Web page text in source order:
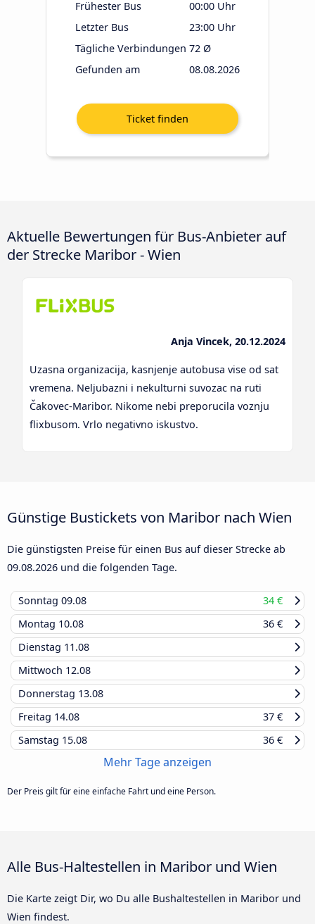
Frühester Bus
00:00 Uhr
Letzter Bus
23:00 Uhr
Tägliche Verbindungen 72 Ø
Gefunden am
08.08.2026
Aktuelle Bewertungen für Bus-Anbieter auf
der Strecke Maribor - Wien
Anja Vincek, 20.12.2024
Uzasna organizacija, kasnjenje autobusa vise od sat
vremena. Neljubazni i nekulturni suvozac na ruti
Čakovec-Maribor. Nikome nebi preporucila voznju
flixbusom. Vrlo negativno iskustvo.
Günstige Bustickets von Maribor nach Wien
Die günstigsten Preise für einen Bus auf dieser Strecke ab
09.08.2026 und die folgenden Tage.
Sonntag 09.08
34 €
Montag 10.08
36 €
Dienstag 11.08
Mittwoch 12.08
Donnerstag 13.08
Freitag 14.08
37 €
Samstag 15.08 36 €
Mehr Tage anzeigen
Der Preis gilt für eine einfache Fahrt und eine Person.
Alle Bus-Haltestellen in Maribor und Wien
Die Karte zeigt Dir, wo Du alle Bushaltestellen in Maribor und
Wien findest.